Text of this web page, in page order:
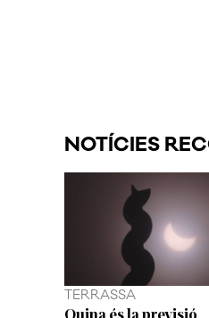
NOTÍCIES
TERRASSA
Quina és la previsió